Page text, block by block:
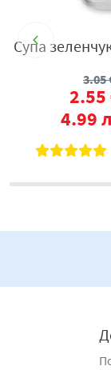
Супа
3.05
2.55
4.99